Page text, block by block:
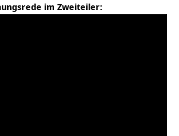
im Zweiteiler: